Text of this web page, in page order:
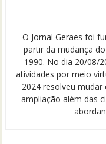
O Jornal Geraes foi
partir da mudança
1990. No dia 20/08/
atividades por meio
2024 resolveu mudar
ampliação além das